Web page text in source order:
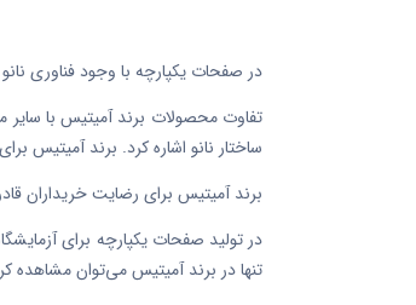
در صفحات یکپارچه با وجود فناوری
تفاوت محصولات برند آمیتیس با
ساختار نانو اشاره کرد. برند آمیتیس برای اولین بار
برند آمیتیس برای رضایت خریداران
در تولید صفحات یکپارچه برای
تنها در برند آمیتیس می‌توان